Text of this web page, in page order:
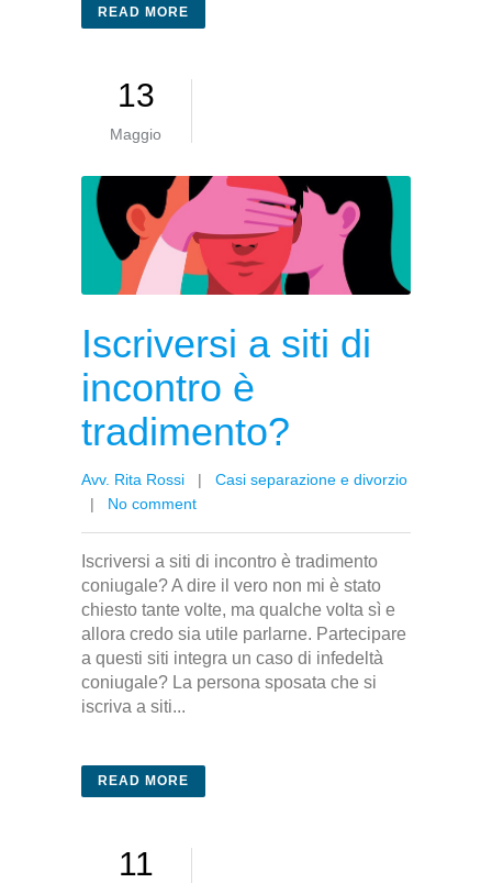
READ MORE
13
Maggio
Iscriversi a siti di
incontro è
tradimento?
Avv. Rita Rossi | Casi separazione e divorzio
| No comment
Iscriversi a siti di incontro è tradimento
coniugale? A dire il vero non mi è stato
chiesto tante volte, ma qualche volta sì e
allora credo sia utile parlarne. Partecipare
a questi siti integra un caso di infedeltà
coniugale? La persona sposata che si
iscriva a siti...
READ MORE
11